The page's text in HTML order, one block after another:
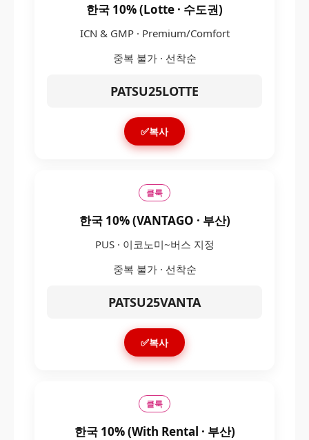
한국 10% (Lotte · 수도권)
ICN & GMP · Premium/Comfort
중복 불가 · 선착순
PATSU25LOTTE
✅복사
클룩
한국 10% (VANTAGO · 부산)
PUS · 이코노미~버스 지정
중복 불가 · 선착순
PATSU25VANTA
✅복사
클룩
한국 10% (With Rental · 부산)